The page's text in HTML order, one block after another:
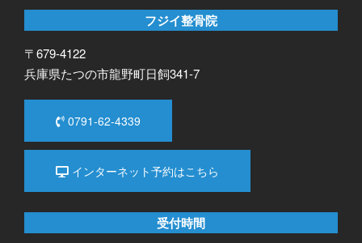
フジイ整骨院
〒679-4122
兵庫県たつの市龍野町日飼341-7
0791-62-4339
インターネット予約はこちら
受付時間